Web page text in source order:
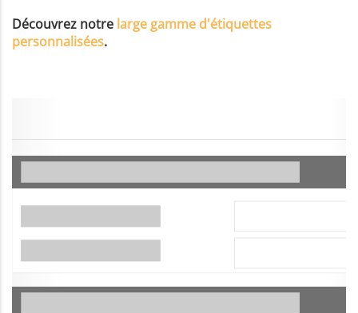
Découvrez notre large gamme d'étiquettes
personnalisées.